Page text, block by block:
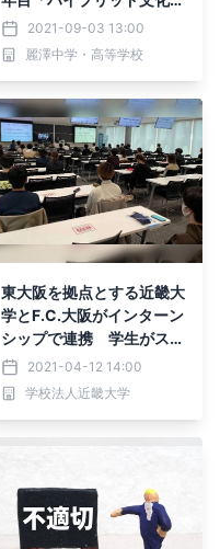
」開催2021-09-03 13:00
麗澤中学・高等学校
東大阪を拠点とする近畿大
学とF.C.大阪がインターン
シップで連携 学生がスポ
ーツを通した地域活性化に
取り組む
2021-04-12 14:00
学校法人近畿大学